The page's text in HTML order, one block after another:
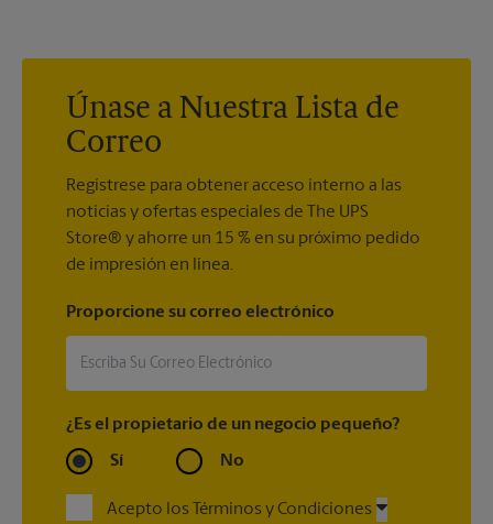
Únase a Nuestra Lista de
Correo
Regístrese para obtener acceso interno a las
noticias y ofertas especiales de The UPS
Store® y ahorre un 15 % en su próximo pedido
de impresión en línea.
Proporcione su correo electrónico
¿Es el propietario de un negocio pequeño?
Sí No
Acepto los Términos y Condiciones